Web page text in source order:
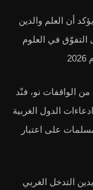
أن العلم والدين
التفوّق في العلوم
امرأة وفتاة من الواقفات نو، فنّد
الدول الغربية
على اعتبار
التدخل الغربي